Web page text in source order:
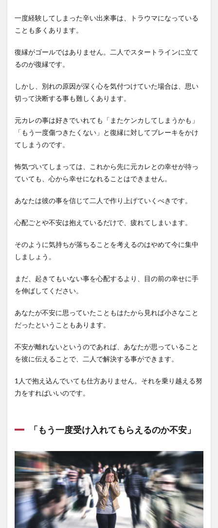
一度経験してしまった辛い出来事は、トラウマになっている
ことも多くあります。
復縁がゴールではありません。二人でスタートラインに立て
るのが復縁です。
しかし、別れの原因が深く心を気付つけていた場合は、思い
切って決断する事も難しくあります。
元カレの事は好きでいれても「またケンカしてしまうかも」
「もう一度傷つきたくない」と復縁に対してブレーキをかけ
てしまうのです。
怖気づいてしまっては、これから先に元カレとの幸せが待っ
ていても、心から幸せになれることはできません。
あなたは彼の事を信じて二人で作り上げていくべきです。
心配ごとや不安は抱えているだけで、疲れてしまいます。
そのように気持ちが落ちることを考えるのはやめて今に集中
しましょう。
まだ、起きてもいない事を心配するより、目の前の幸せに手
を伸ばしてください。
あなたが不安に思っていたこともはたから見れば小さなこと
だったということもあります。
不安が離れないというのであれば、あなたが思っていること
を彼に伝えることで、二人で解決する事ができます。
1人で抱え込んでいても仕方ありません。それを乗り越える努
力をすればいいのです。
「もう一度受け入れてもらえるのか不安」